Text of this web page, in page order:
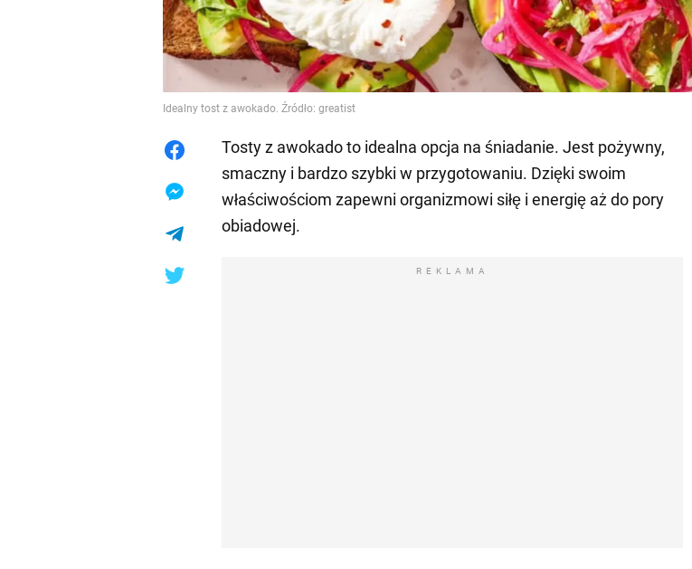
Idealny tost z awokado. Źródło: greatist
Tosty z awokado to idealna opcja na śniadanie. Jest pożywny,
smaczny i bardzo szybki w przygotowaniu. Dzięki swoim
właściwościom zapewni organizmowi siłę i energię aż do pory
obiadowej.
REKLAMA